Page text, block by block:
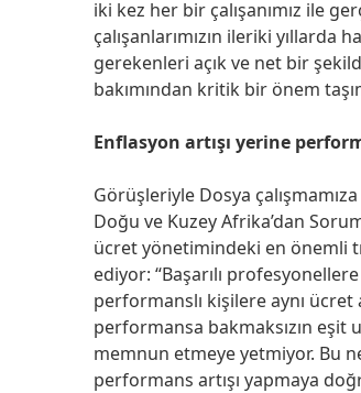
iki kez her bir çalışanımız ile
çalışanlarımızın ileriki
gerekenleri açık ve net bir
bakımından kritik bir önem
Enflasyon artışı yerine
Görüşleriyle Dosya
Doğu ve Kuzey Afrika’dan
ücret yönetimindeki en önemli
ediyor: “Başarılı
performanslı kişilere aynı
performansa bakmaksızın eşit
memnun etmeye yetmiyor. Bu
performans artışı yapmaya